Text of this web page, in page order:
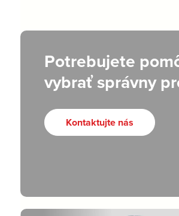
Potrebujete
vybrať správny
Kontaktujte nás